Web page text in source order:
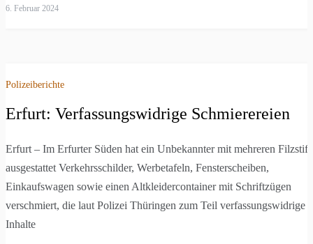
6. Februar 2024
Polizeiberichte
Erfurt: Verfassungswidrige Schmierereien
Erfurt – Im Erfurter Süden hat ein Unbekannter mit mehreren
ausgestattet Verkehrsschilder, Werbetafeln, Fensterscheiben,
Einkaufswagen sowie einen Altkleidercontainer mit Schriftzügen
verschmiert, die laut Polizei Thüringen zum Teil verfassungswidrige
Inhalte